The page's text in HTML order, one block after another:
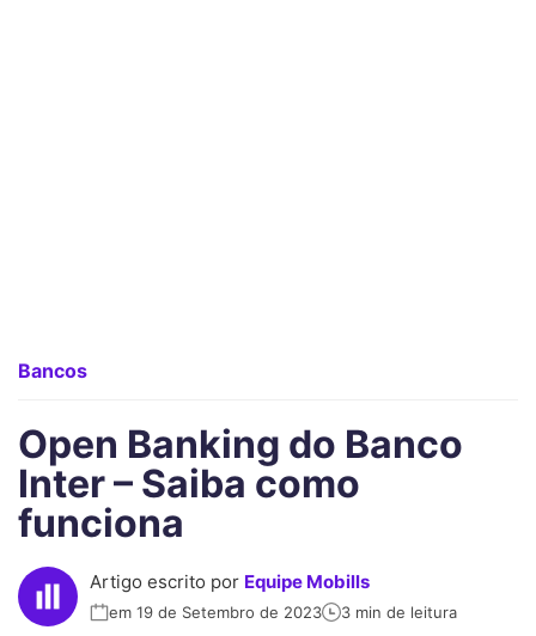
Bancos
Open Banking do Banco
Inter – Saiba como
funciona
Artigo escrito por Equipe Mobills
em 19 de Setembro de 2023 3 min de leitura